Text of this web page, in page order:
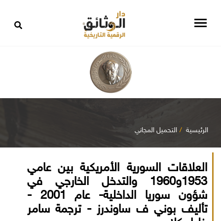
الرئيسية التحميل المجاني
العلاقات السورية الأمريكية بين عامي
1953و1960 والتدخل الخارجي في
شؤون سوريا الداخلية- عام 2001 -
تأليف بوني ف ساوندرز - ترجمة سامر